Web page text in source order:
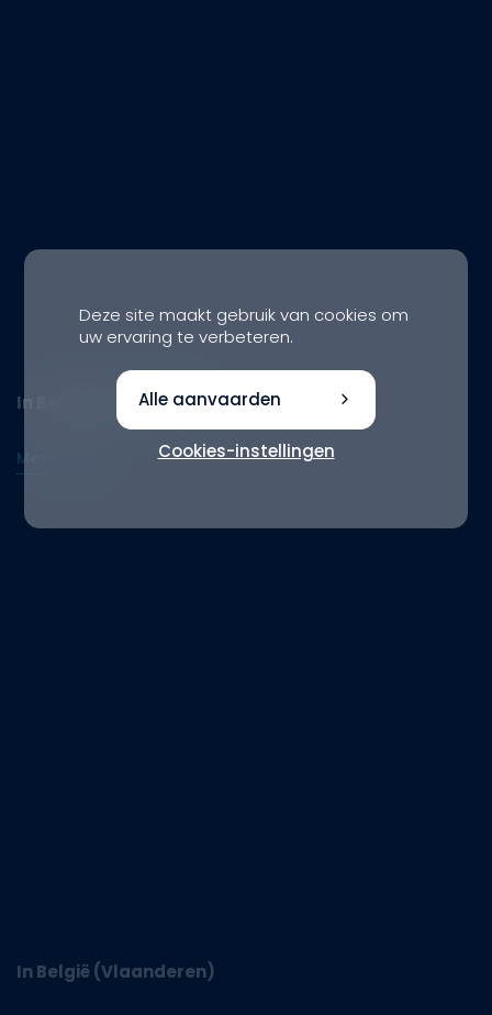
In België (Vlaanderen)
Meer weten
In België (Vlaanderen)
Deze site maakt gebruik van cookies om
uw ervaring te verbeteren.
Alle aanvaarden
Cookies-instellingen